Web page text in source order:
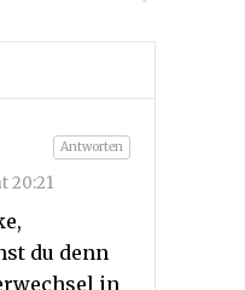
20:21
du denn
in
Antworten